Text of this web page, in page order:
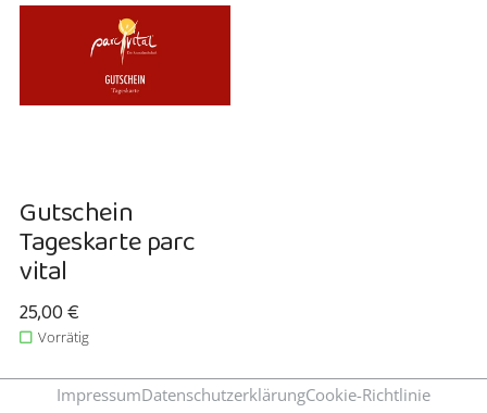
Gutschein
Tageskarte parc
vital
Verkaufspreis: 25,00 €
25,00 €
Vorrätig
ImpressumDatenschutzerklärungCookie-Richtlinie